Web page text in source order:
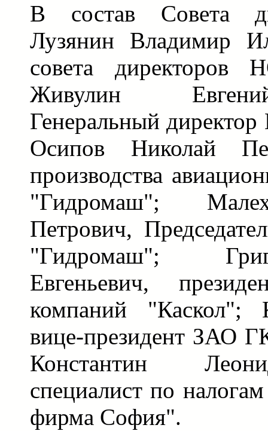
В состав Совета
Лузянин Владимир
совета
Живулин
Генеральный
Осипов Николай
производства
"Гидромаш";
Петрович,
"Гидромаш";
Евгеньевич,
компаний
вице-президент ЗАО
Константин
специалист по
фирма София".